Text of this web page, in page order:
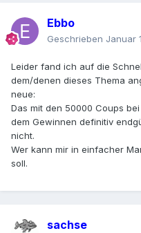
Ebbo
Geschrieben Januar
Leider fand ich auf die
dem/denen dieses Thema
neue:
Das mit den 50000 Coups
dem Gewinnen definitiv
nicht.
Wer kann mir in einfacher
soll.
sachse